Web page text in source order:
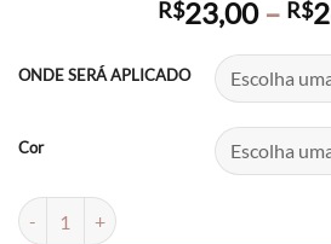
R$23,00 – R$
ONDE SERÁ APLICADO
Cor
Laço Voltas Aulas ABC quantidade